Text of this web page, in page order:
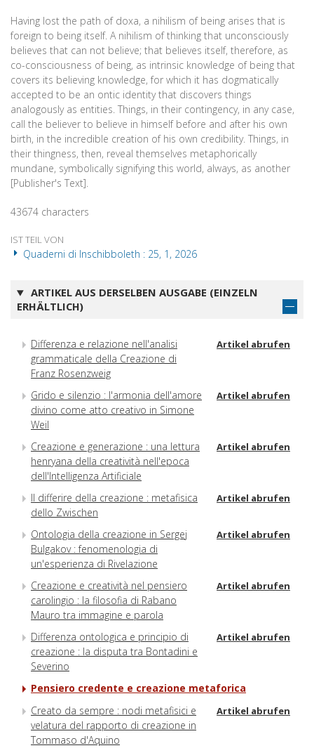
Having lost the path of doxa, a nihilism of being arises that is
foreign to being itself. A nihilism of thinking that unconsciously
believes that can not believe; that believes itself, therefore, as
co-consciousness of being, as intrinsic knowledge of being that
covers its believing knowledge, for which it has dogmatically
accepted to be an ontic identity that discovers things
analogously as entities. Things, in their contingency, in any case,
call the believer to believe in himself before and after his own
birth, in the incredible creation of his own credibility. Things, in
their thingness, then, reveal themselves metaphorically
mundane, symbolically signifying this world, always, as another
[Publisher's Text].
43674 characters
IST TEIL VON
Quaderni di Inschibboleth : 25, 1, 2026
ARTIKEL AUS DERSELBEN AUSGABE (EINZELN
ERHÄLTLICH)
Differenza e relazione nell'analisi
grammaticale della Creazione di
Franz Rosenzweig
Artikel abrufen
Grido e silenzio : l'armonia dell'amore
divino come atto creativo in Simone
Weil
Artikel abrufen
Creazione e generazione : una lettura
henryana della creatività nell'epoca
dell'Intelligenza Artificiale
Artikel abrufen
Il differire della creazione : metafisica
dello Zwischen
Artikel abrufen
Ontologia della creazione in Sergej
Bulgakov : fenomenologia di
un'esperienza di Rivelazione
Artikel abrufen
Creazione e creatività nel pensiero
carolingio : la filosofia di Rabano
Mauro tra immagine e parola
Artikel abrufen
Differenza ontologica e principio di
creazione : la disputa tra Bontadini e
Severino
Artikel abrufen
Pensiero credente e creazione metaforica
Creato da sempre : nodi metafisici e
velatura del rapporto di creazione in
Tommaso d'Aquino
Artikel abrufen